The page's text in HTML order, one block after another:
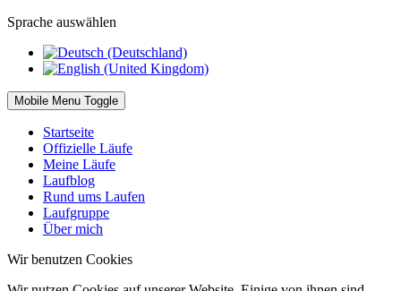
Sprache auswählen
Mobile Menu Toggle
Startseite
Offizielle Läufe
Meine Läufe
Laufblog
Rund ums Laufen
Laufgruppe
Über mich
Wir benutzen Cookies